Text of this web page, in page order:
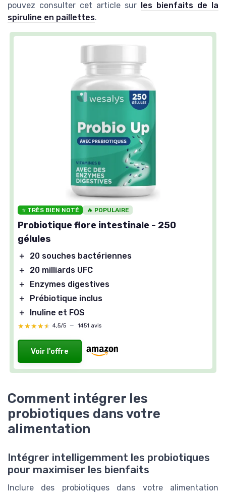
pouvez consulter cet article sur
les bienfaits de la
spiruline en paillettes.
⭐ TRÈS BIEN NOTÉ 🔥 POPULAIRE
Probiotique flore intestinale - 250
gélules
＋
20 souches bactériennes
＋
20 milliards UFC
＋
Enzymes digestives
＋
Prébiotique inclus
＋
Inuline et FOS
★★★★★
★★★★★ 4,5/5 — 1451 avis
Voir l'offre
Comment intégrer les
probiotiques dans votre
alimentation
Intégrer intelligemment les probiotiques
pour maximiser les bienfaits
Inclure des probiotiques dans votre alimentation